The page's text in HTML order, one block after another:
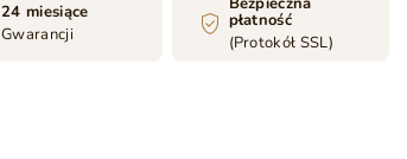
24 miesiące
Gwarancji
płatność
(Protokół SSL)